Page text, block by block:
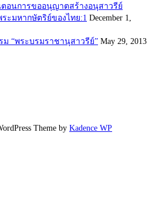
อนการขออนุญาตสร้างอนุสาวรีย์
ะมหากษัตริย์ของไทย:1 December 1,
“พระบรมราชานุสาวรีย์” May 29, 2013
Theme by Kadence WP